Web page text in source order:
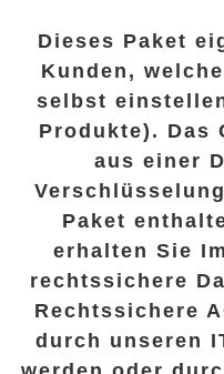
Dieses Paket
Kunden,
selbst
Produkte). Das
aus einer
Paket
erhalten Sie
rechtssichere
Rechtssichere
durch unseren